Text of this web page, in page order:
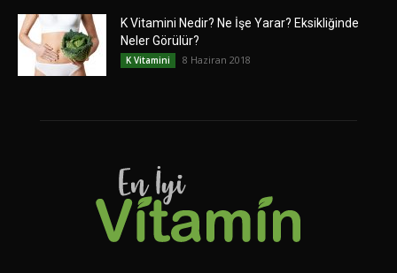
K Vitamini Nedir? Ne İşe Yarar? Eksikliğinde
Neler Görülür?
K Vitamini 8 Haziran 2018